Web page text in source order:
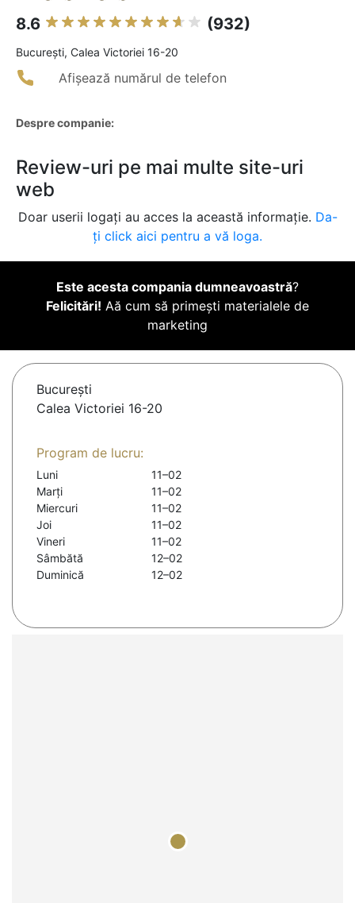
8.6 (932)
Bucureşti, Calea Victoriei 16-20
Afișează numărul de telefon
Despre companie:
Review-uri pe mai multe site-uri
web
Doar userii logați au acces la această informație. Da-
ți click aici pentru a vă loga.
Este acesta compania dumneavoastră?
Felicitări! Aă cum să primești materialele de
marketing
Bucureşti
Calea Victoriei 16-20
Program de lucru:
Luni
11–02
Marți
11–02
Miercuri
11–02
Joi
11–02
Vineri
11–02
Sâmbătă
12–02
Duminică
12–02